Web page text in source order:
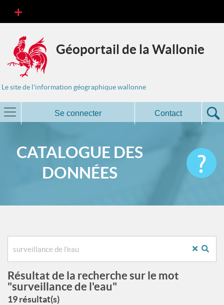
Géoportail de la Wallonie
Le site de l'information géographique wallonne
Se connecter Contact
CATALOGUE DES
DONNÉES
Résultat de la recherche sur le mot
"surveillance de l'eau"
19 résultat(s)